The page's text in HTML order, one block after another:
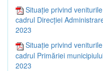
Situație privind
cadrul Direcției
2023
Situație privind
cadrul Primăriei
2023